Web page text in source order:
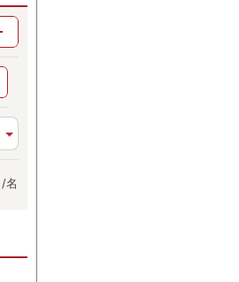
/名